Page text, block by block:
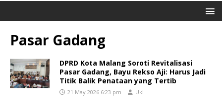
Pasar Gadang
DPRD Kota Malang Soroti Revitalisasi
Pasar Gadang, Bayu Rekso Aji: Harus Jadi
Titik Balik Penataan yang Tertib
21 May 2026 6:23 pm Uki